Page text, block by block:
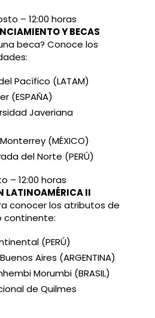
– 12:00 horas
Y BECAS
beca? Conoce los
Pacífico (LATAM)
(ESPAÑA)
Javeriana
(MÉXICO)
del Norte (PERÚ)
– 12:00 horas
LATINOAMÉRICA II
conocer los atributos de
continente:
(PERÚ)
Aires (ARGENTINA)
Morumbi (BRASIL)
de Quilmes